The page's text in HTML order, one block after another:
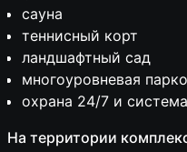
сауна
теннисный корт
ландшафтный сад
многоуровневая
охрана 24/7 и
На территории